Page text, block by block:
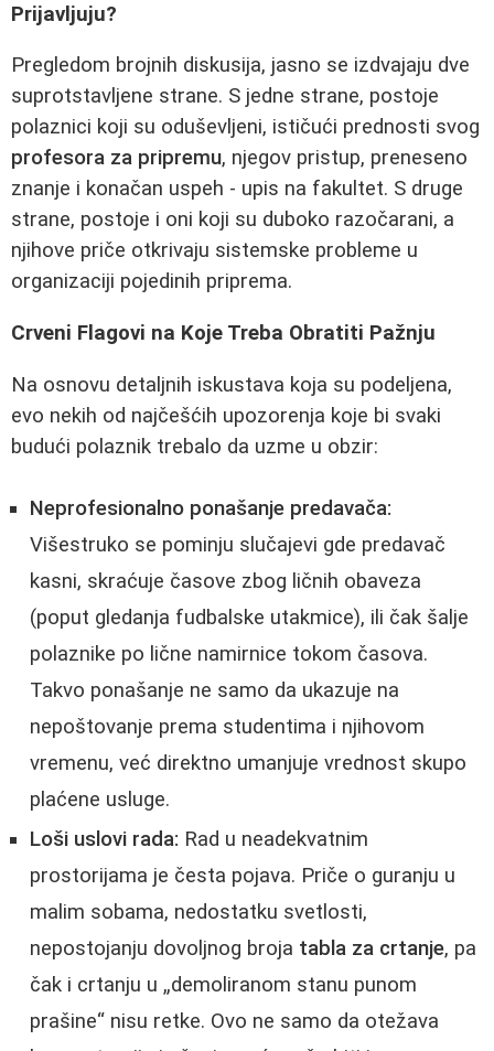
Prijavljuju?
Pregledom brojnih diskusija, jasno se izdvajaju dve
suprotstavljene strane. S jedne strane, postoje
polaznici koji su oduševljeni, ističući prednosti svog
profesora za pripremu, njegov pristup, preneseno
znanje i konačan uspeh - upis na fakultet. S druge
strane, postoje i oni koji su duboko razočarani, a
njihove priče otkrivaju sistemske probleme u
organizaciji pojedinih priprema.
Crveni Flagovi na Koje Treba Obratiti Pažnju
Na osnovu detaljnih iskustava koja su podeljena,
evo nekih od najčešćih upozorenja koje bi svaki
budući polaznik trebalo da uzme u obzir:
Neprofesionalno ponašanje predavača:
Višestruko se pominju slučajevi gde predavač
kasni, skraćuje časove zbog ličnih obaveza
(poput gledanja fudbalske utakmice), ili čak šalje
polaznike po lične namirnice tokom časova.
Takvo ponašanje ne samo da ukazuje na
nepoštovanje prema studentima i njihovom
vremenu, već direktno umanjuje vrednost skupo
plaćene usluge.
Loši uslovi rada: Rad u neadekvatnim
prostorijama je česta pojava. Priče o guranju u
malim sobama, nedostatku svetlosti,
nepostojanju dovoljnog broja tabla za crtanje, pa
čak i crtanju u „demoliranom stanu punom
prašine“ nisu retke. Ovo ne samo da otežava